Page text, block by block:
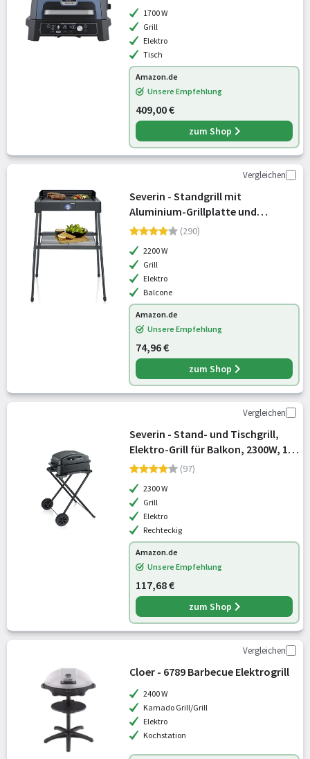
1700 W
Grill
Elektro
Tisch
Amazon.de
Unsere Empfehlung
409,00 €
zum Shop
Vergleichen
Severin - Standgrill mit
Aluminium-Grillplatte und
Standuntergestell mit Ablagerost,
Start, Balkon Grill ohne
Verbrennungsgefah
(290)
2200 W
Grill
Elektro
Balcone
Amazon.de
Unsere Empfehlung
74,96 €
zum Shop
Vergleichen
Severin - Stand- und Tischgrill,
Elektro-Grill für Balkon, 2300W, 10
Min. Aufheizzeit, Keramik-
Deckel, Standgestell,
Thermometer,
(97)
2300 W
Grill
Elektro
Rechteckig
Amazon.de
Unsere Empfehlung
117,68 €
zum Shop
Vergleichen
Cloer - 6789 Barbecue Elektrogrill
2400 W
Kamado Grill/Grill
Elektro
Kochstation